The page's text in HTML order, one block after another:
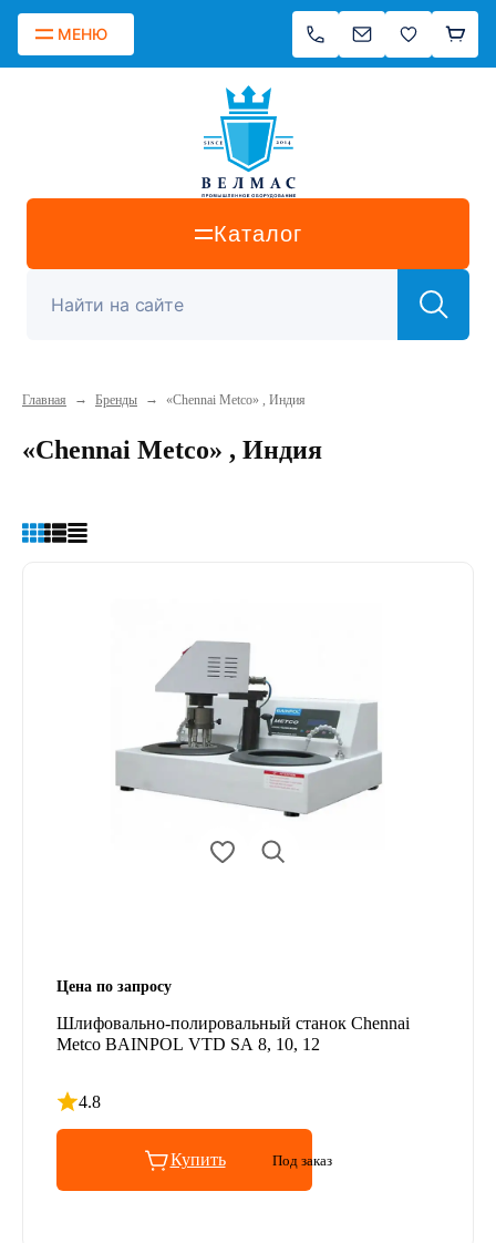
МЕНЮ
Каталог
Главная → Бренды → «Chennai Metco» , Индия
«Chennai Metco» , Индия
Цена по запросу
Шлифовально-полировальный станок Chennai
Metco BAINPOL VTD SA 8, 10, 12
4.8
Рейтинг 4.8 из 5
Купить Под заказ